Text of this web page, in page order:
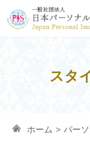
スタ
ホーム > パー